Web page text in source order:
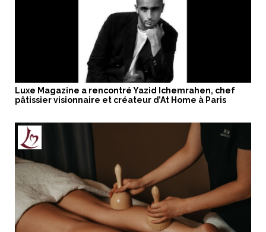
Luxe Magazine a rencontré Yazid Ichemrahen, chef
pâtissier visionnaire et créateur d’At Home à Paris